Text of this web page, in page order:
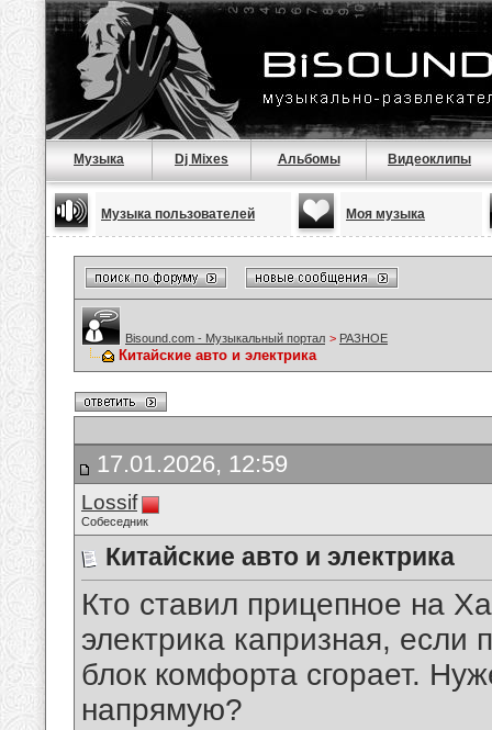
Музыка Dj Mixes Альбомы Видеоклипы
Музыка пользователей Моя музыка
Bisound.com - Музыкальный портал > РАЗНОЕ
Китайские авто и электрика
17.01.2026, 12:59
Lossif
Собеседник
Китайские авто и электрика
Кто ставил прицепное на
электрика капризная, если
блок комфорта сгорает.
напрямую?